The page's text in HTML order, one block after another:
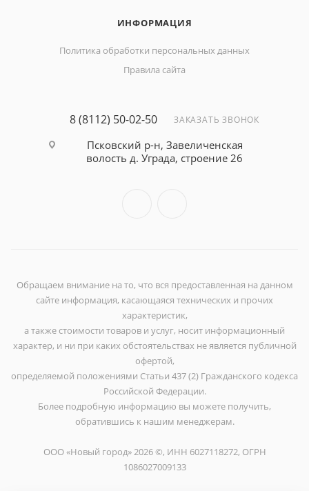
ИНФОРМАЦИЯ
Политика обработки персональных данных
Правила сайта
8 (8112) 50-02-50 ЗАКАЗАТЬ ЗВОНОК
Псковский р-н, Завеличенская
волость д. Уграда, строение 26
Обращаем внимание на то, что вся предоставленная на данном
сайте информация, касающаяся технических и прочих
характеристик,
а также стоимости товаров и услуг, носит информационный
характер, и ни при каких обстоятельствах не является публичной
офертой,
определяемой положениями Статьи 437 (2) Гражданского кодекса
Российской Федерации.
Более подробную информацию вы можете получить,
обратившись к нашим менеджерам.
ООО «Новый город» 2026 ©, ИНН 6027118272, ОГРН
1086027009133